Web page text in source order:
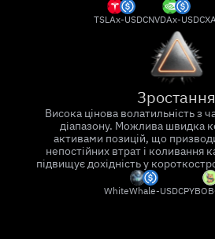
TSLAx-USDCNVDAx-USDC
Зростання
Висока цінова волатильність з
діапазону. Можлива швидка
активами позицій, що
непостійних втрат і коливання
підвищує дохідність у
WhiteWhale-USDC